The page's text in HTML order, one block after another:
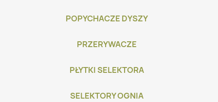
POPYCHACZE DYSZY
PRZERYWACZE
PŁYTKI SELEKTORA
SELEKTORY OGNIA